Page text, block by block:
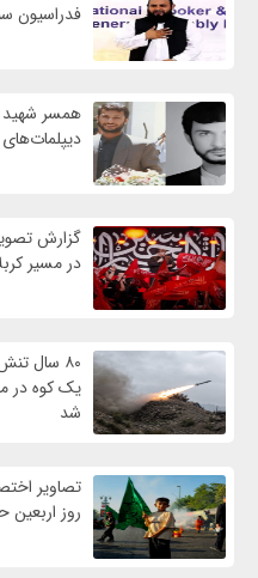
فدراسیون
همسر شهید
گزارش
در مسیر
یک کوه در
شد
تصاویر
روز اربعین